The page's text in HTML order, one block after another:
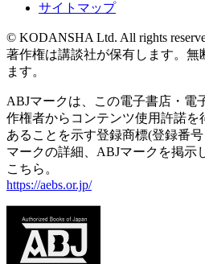
サイトマップ
© KODANSHA Ltd. All rights
著作権は講談社が保有します。無
ます。
ABJマークは、この電子書店・電
作権者からコンテンツ使用許諾
あることを示す登録商標(登録番
マークの詳細、ABJマークを掲示
こちら。
https://aebs.or.jp/